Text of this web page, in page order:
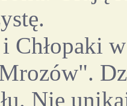
Chłopaki
Nie